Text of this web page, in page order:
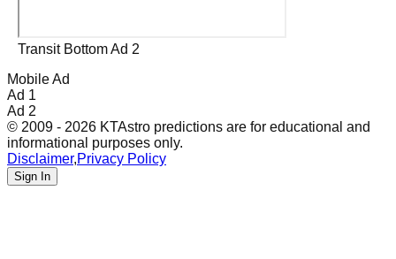
Transit Bottom Ad 2
Mobile Ad
Ad 1
Ad 2
© 2009 - 2026 KTAstro predictions are for educational and
informational purposes only.
Disclaimer,Privacy Policy
Sign In